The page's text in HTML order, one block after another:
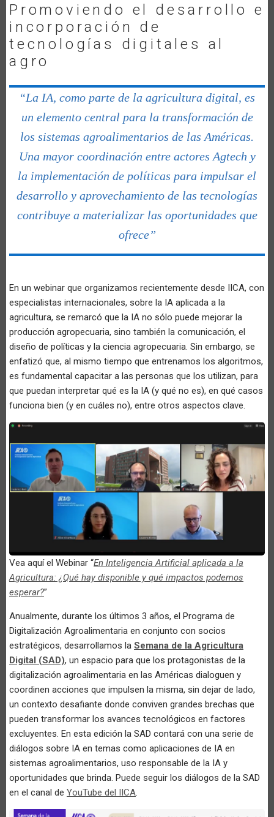
Promoviendo el desarrollo e
incorporación de
tecnologías digitales al
agro
“La IA, como parte de la agricultura digital, es
un elemento central para la transformación de
los sistemas agroalimentarios de las Américas.
Una mayor coordinación entre actores Agtech y
la implementación de políticas para impulsar el
desarrollo y aprovechamiento de las tecnologías
contribuye a materializar las oportunidades que
ofrece”
En un webinar que organizamos recientemente desde IICA, con
especialistas internacionales, sobre la IA aplicada a la
agricultura, se remarcó que la IA no sólo puede mejorar la
producción agropecuaria, sino también la comunicación, el
diseño de políticas y la ciencia agropecuaria. Sin embargo, se
enfatizó que, al mismo tiempo que entrenamos los algoritmos,
es fundamental capacitar a las personas que los utilizan, para
que puedan interpretar qué es la IA (y qué no es), en qué casos
funciona bien (y en cuáles no), entre otros aspectos clave.
Vea aquí el Webinar “En Inteligencia Artificial aplicada a la
Agricultura: ¿Qué hay disponible y qué impactos podemos
esperar?”
Anualmente, durante los últimos 3 años, el Programa de
Digitalización Agroalimentaria en conjunto con socios
estratégicos, desarrollamos la Semana de la Agricultura
Digital (SAD), un espacio para que los protagonistas de la
digitalización agroalimentaria en las Américas dialoguen y
coordinen acciones que impulsen la misma, sin dejar de lado,
un contexto desafiante donde conviven grandes brechas que
pueden transformar los avances tecnológicos en factores
excluyentes. En esta edición la SAD contará con una serie de
diálogos sobre IA en temas como aplicaciones de IA en
sistemas agroalimentarios, uso responsable de la IA y
oportunidades que brinda. Puede seguir los diálogos de la SAD
en el canal de YouTube del IICA.